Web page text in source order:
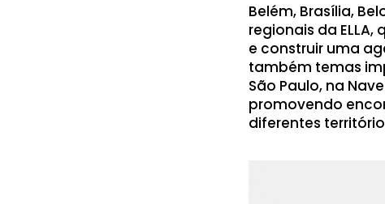
Belém, Brasília,
regionais da
e construir uma
também temas
São Paulo, na
promovendo
diferentes